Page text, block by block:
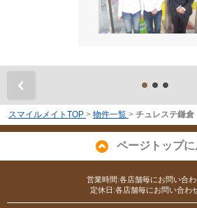
スマイルメイトTOP > 物件一覧 > チュレステ鎌倉
ページトップに
営業時間:各店舗毎にお問い合
定休日:各店舗毎にお問い合わ